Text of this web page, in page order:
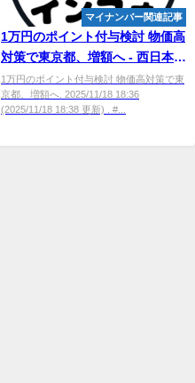
マイナンバー関連記事
1万円のポイント付与検討 物価高
対策で東京都、増額へ - 西日本新
聞
1万円のポイント付与検討 物価高対策で東
京都、増額へ. 2025/11/18 18:36
(2025/11/18 18:38 更新) . #...